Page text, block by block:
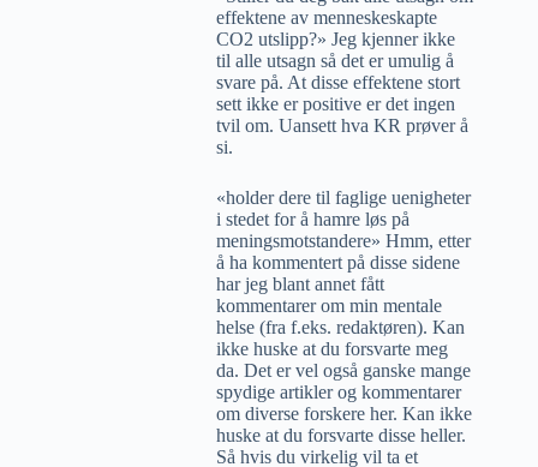
effektene av menneskeskapte
CO2 utslipp?» Jeg kjenner ikke
til alle utsagn så det er umulig å
svare på. At disse effektene stort
sett ikke er positive er det ingen
tvil om. Uansett hva KR prøver å
si.
«holder dere til faglige uenigheter
i stedet for å hamre løs på
meningsmotstandere» Hmm, etter
å ha kommentert på disse sidene
har jeg blant annet fått
kommentarer om min mentale
helse (fra f.eks. redaktøren). Kan
ikke huske at du forsvarte meg
da. Det er vel også ganske mange
spydige artikler og kommentarer
om diverse forskere her. Kan ikke
huske at du forsvarte disse heller.
Så hvis du virkelig vil ta et